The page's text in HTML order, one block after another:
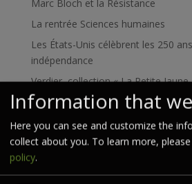
Marc Bloch et la Résistance
La rentrée Sciences humaines
Les États-Unis célèbrent les 250
indépendance
Verdier, collection « La Petite Jaune
Rentrée littéraire 2026 : le
Commentaires
Aucun commentaire à afficher.
Information that
Here you can see and customize the
collect about you. To learn more,
policy.